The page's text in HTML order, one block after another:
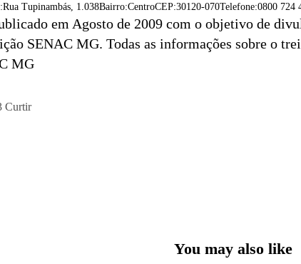
Tupinambás, 1.038Bairro:CentroCEP:30120-070Telefone:0800 724
em Agosto de 2009 com o objetivo de
SENAC MG. Todas as informações sobre o
MG
Curtir
You may also like